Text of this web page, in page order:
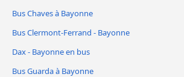
Bus Chaves à Bayonne
Bus Clermont-Ferrand - Bayonne
Dax - Bayonne en bus
Bus Guarda à Bayonne